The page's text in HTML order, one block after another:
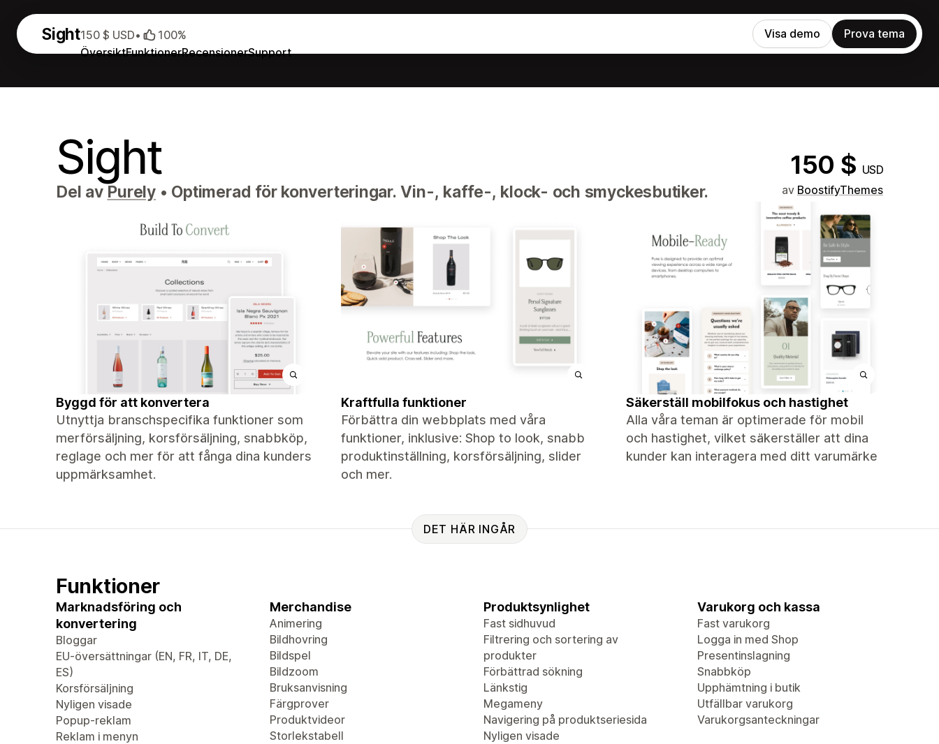
Sight
ÖversiktFunktionerRecensionerSupport
150 $ USD• 100% Visa demo Prova tema
Sight 150 $ USD
Del av Purely • Optimerad för konverteringar. Vin-, kaffe-, klock- och smyckesbutiker. av BoostifyThemes
Byggd för att konvertera
Utnyttja branschspecifika funktioner som
merförsäljning, korsförsäljning, snabbköp,
reglage och mer för att fånga dina kunders
uppmärksamhet.
Kraftfulla funktioner
Förbättra din webbplats med våra
funktioner, inklusive: Shop to look, snabb
produktinställning, korsförsäljning, slider
och mer.
Säkerställ mobilfokus och hastighet
Alla våra teman är optimerade för mobil
och hastighet, vilket säkerställer att dina
kunder kan interagera med ditt varumärke
DET HÄR INGÅR
Funktioner
Marknadsföring och
konvertering
Bloggar
EU-översättningar (EN, FR, IT, DE,
ES)
Korsförsäljning
Nyligen visade
Popup-reklam
Reklam i menyn
Merchandise
Animering
Bildhovring
Bildspel
Bildzoom
Bruksanvisning
Färgprover
Produktvideor
Storlekstabell
Produktsynlighet
Fast sidhuvud
Filtrering och sortering av
produkter
Förbättrad sökning
Länkstig
Megameny
Navigering på produktseriesida
Nyligen visade
Varukorg och kassa
Fast varukorg
Logga in med Shop
Presentinslagning
Snabbköp
Upphämtning i butik
Utfällbar varukorg
Varukorgsanteckningar